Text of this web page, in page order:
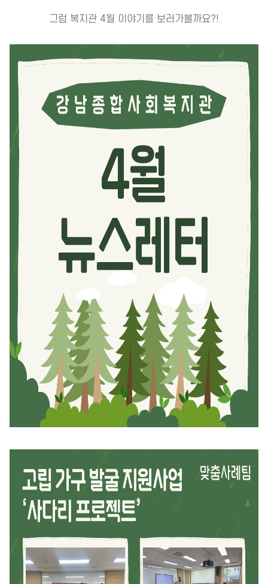
그럼 복지관 4월 이야기를 보러가볼까요?!